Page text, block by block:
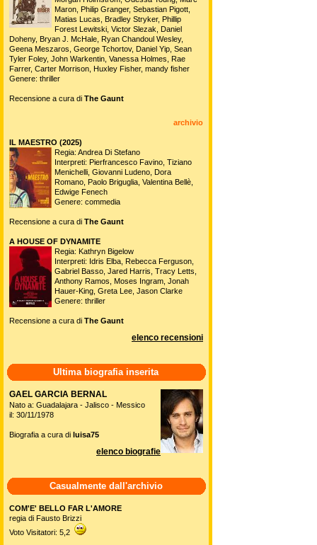
Maron, Philip Granger, Sebastian Pigott,
Matias Lucas, Bradley Stryker, Phillip
Forest Lewitski, Victor Slezak, Daniel
Doheny, Bryan J. McHale, Ryan Chandoul Wesley,
Geena Meszaros, George Tchortov, Daniel Yip, Sean
Tyler Foley, John Warkentin, Vanessa Holmes, Rae
Farrer, Carter Morrison, Huxley Fisher, mandy fisher
Genere: thriller
Recensione a cura di The Gaunt
archivio
IL MAESTRO (2025)
Regia: Andrea Di Stefano
Interpreti: Pierfrancesco Favino, Tiziano
Menichelli, Giovanni Ludeno, Dora
Romano, Paolo Briguglia, Valentina Bellè,
Edwige Fenech
Genere: commedia
Recensione a cura di The Gaunt
A HOUSE OF DYNAMITE
Regia: Kathryn Bigelow
Interpreti: Idris Elba, Rebecca Ferguson,
Gabriel Basso, Jared Harris, Tracy Letts,
Anthony Ramos, Moses Ingram, Jonah
Hauer-King, Greta Lee, Jason Clarke
Genere: thriller
Recensione a cura di The Gaunt
elenco recensioni
Ultima biografia inserita
GAEL GARCIA BERNAL
Nato a: Guadalajara - Jalisco - Messico
il: 30/11/1978
Biografia a cura di luisa75
elenco biografie
Casualmente dall'archivio
COM'E' BELLO FAR L'AMORE
regia di Fausto Brizzi
Voto Visitatori: 5,2